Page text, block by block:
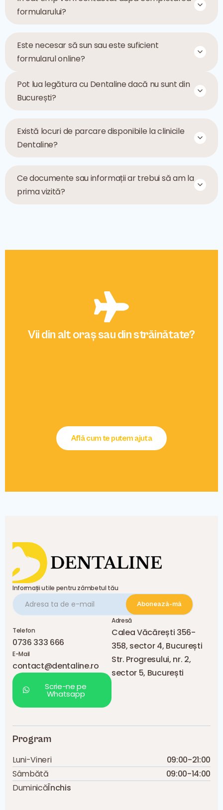
formularului?
Este necesar să sun sau este suficient
formularul online?
Pot lua legătura cu Dentaline dacă nu sunt din
București?
Există locuri de parcare disponibile la clinicile
Dentaline?
Ce documente sau informații ar trebui să am la
prima vizită?
Vii din alt oraș sau din străinătate?
Află cum te putem ajuta
Informații utile pentru zâmbetul tău
Telefon
0736 333 666
E-Mail
contact@dentaline.ro
Scrie-ne pe
Whatsapp
Adresă
Calea Văcărești 356-
358, sector 4, București
Str. Progresului, nr. 2,
sector 5, București
Program
Luni-Vineri
09:00-21:00
Sâmbătă
09:00-14:00
DuminicăÎnchis